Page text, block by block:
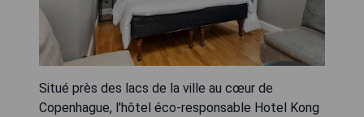
Situé près des lacs de la ville au cœur de
Copenhague, l'hôtel éco-responsable Hotel Kong